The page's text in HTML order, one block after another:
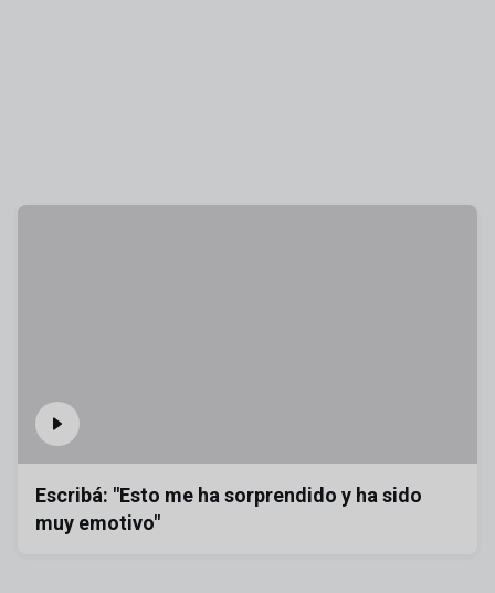
Escribá: "Esto me ha sorprendido y ha sido
muy emotivo"